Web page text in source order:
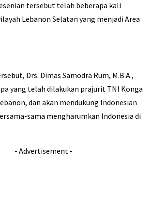
tersebut telah beberapa kali
Lebanon Selatan yang menjadi Area
Drs. Dimas Samodra Rum, M.B.A.,
yang telah dilakukan prajurit TNI Konga
dan akan mendukung Indonesian
sama mengharumkan Indonesia di
- Advertisement -